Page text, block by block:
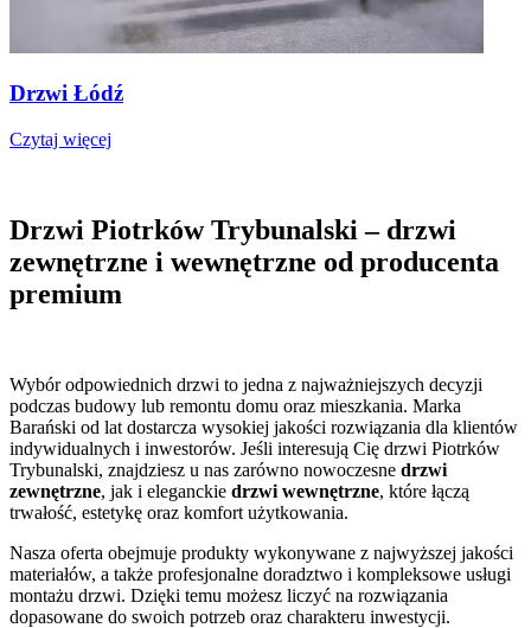
Drzwi Łódź
Czytaj więcej
Drzwi Piotrków Trybunalski – drzwi
zewnętrzne i wewnętrzne od producenta
premium
Wybór odpowiednich drzwi to jedna z najważniejszych decyzji
podczas budowy lub remontu domu oraz mieszkania. Marka
Barański od lat dostarcza wysokiej jakości rozwiązania dla klientów
indywidualnych i inwestorów. Jeśli interesują Cię drzwi Piotrków
Trybunalski, znajdziesz u nas zarówno nowoczesne drzwi
zewnętrzne, jak i eleganckie drzwi wewnętrzne, które łączą
trwałość, estetykę oraz komfort użytkowania.
Nasza oferta obejmuje produkty wykonywane z najwyższej jakości
materiałów, a także profesjonalne doradztwo i kompleksowe usługi
montażu drzwi. Dzięki temu możesz liczyć na rozwiązania
dopasowane do swoich potrzeb oraz charakteru inwestycji.